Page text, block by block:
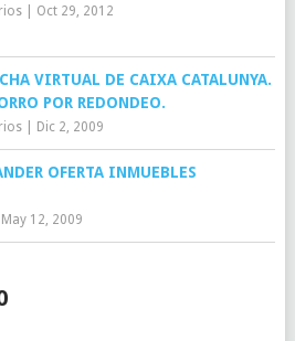
| Oct 29, 2012
VIRTUAL DE CAIXA CATALUNYA.
POR REDONDEO.
| Dic 2, 2009
OFERTA INMUEBLES
May 12, 2009